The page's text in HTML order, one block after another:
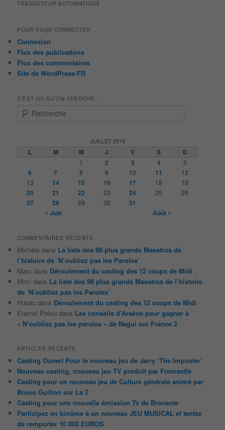
TRADUCTEUR AUTOMATIQUE
POUR VOUS CONNECTER
Connexion
Flux des publications
Flux des commentaires
Site de WordPress-FR
C’EST ICI QU’ON CHERCHE …
JUILLET 2015
L M M J V S D
1 2 3 4 5
6 7 8 9 10 11
12
13
14 15 16 17 18 19
20 21 22 23 24 25 26
27 28 29 30
31
« Juin
Août »
COMMENTAIRES RÉCENTS
Michèle dans La liste des 98 plus grands Maestros de
l’histoire de ‘N’oubliez pas les Paroles’
Marc dans Déroulement du casting des 12 coups de Midi
Mimi dans La liste des 98 plus grands Maestros de l’histoire
de ‘N’oubliez pas les Paroles’
Hubac dans Déroulement du casting des 12 coups de Midi
Éternel Prévu dans Les conseils d’Arsène pour gagner à
« N’oubliez pas les paroles » de Nagui sur France 2
ARTICLES RÉCENTS
Casting Ouvert Pour le nouveau jeu de Jarry ‘The Imposter’
Nouveau casting, nouveau jeu TV produit par Fremantle
Casting pour un nouveau jeu de Culture générale animé par
Bruno Guillon sur La 2
Casting pour une nouvelle émission Tv de Brocante
Participez en binôme à un nouveau JEU MUSICAL et tentez
de remporter 10 000 EUROS